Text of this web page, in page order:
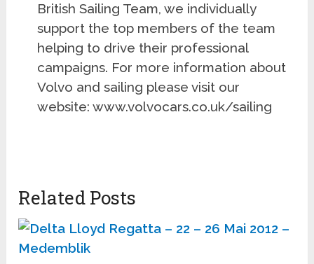
British Sailing Team, we individually
support the top members of the team
helping to drive their professional
campaigns. For more information about
Volvo and sailing please visit our
website: www.volvocars.co.uk/sailing
Related Posts